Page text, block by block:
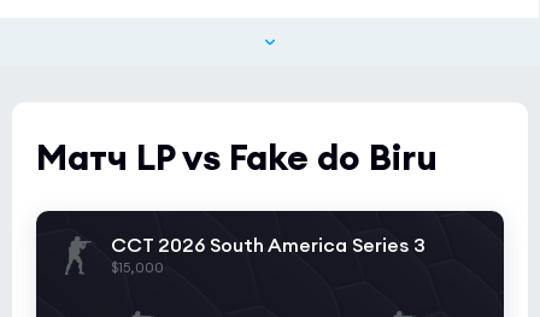
Esports World Cup 2026 Open Qualifier
Esports World Cup 2026 Open Qualifier(bo3)
HEROIC
9INE
0:0
Tipsport Open Cup 1
Матч LP vs Fake do Biru
CCT 2026 South America Series 3
$15,000